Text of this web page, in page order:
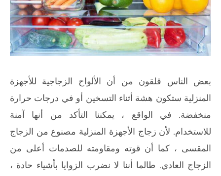
بعض الناس قلقون من أن الألواح الزجاجية للأجهزة
المنزلية ستكون هشة أثناء التسخين أو في درجات حرارة
منخفضة. في الواقع ، يمكننا التأكد من أنها آمنة
للاستخدام. لأن زجاج الأجهزة المنزلية مصنوع من الزجاج
المقسى ، كما أن قوته ومقاومته للصدمات أعلى من
الزجاج العادي. طالما أننا لا نضرب الزوايا بأشياء حادة ،